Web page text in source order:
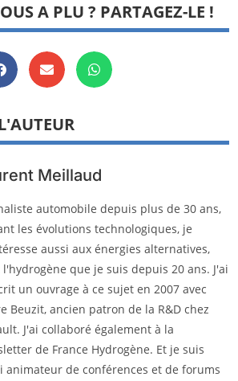
A PLU ? PARTAGEZ-LE !
Meillaud
automobile depuis plus de 30 ans,
les évolutions technologiques, je
aussi aux énergies alternatives,
que je suis depuis 20 ans. J'ai
un ouvrage à ce sujet en 2007 avec
Beuzit, ancien patron de la R&D chez
J'ai collaboré également à la
de France Hydrogène. Et je suis
animateur de conférences et de forums